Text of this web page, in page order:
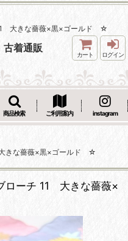
大きな薔薇×黒×ゴールド ☆
古着通販
カート ログイン
商品検索 ご利用案内 instagram
きな薔薇×黒×ゴールド ☆
ーチ 11 大きな薔薇×